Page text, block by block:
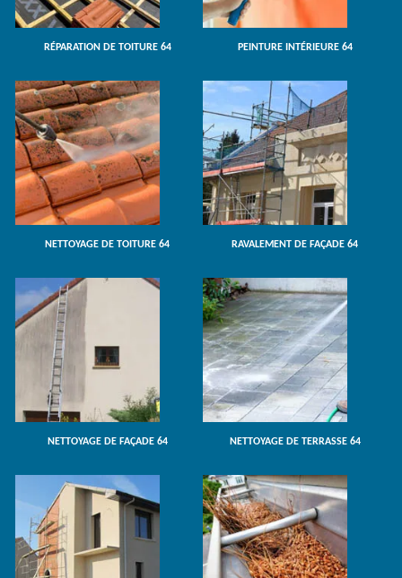
RÉPARATION DE TOITURE 64 PEINTURE INTÉRIEURE 64
NETTOYAGE DE TOITURE 64 RAVALEMENT DE FAÇADE 64
NETTOYAGE DE FAÇADE 64 NETTOYAGE DE TERRASSE 64